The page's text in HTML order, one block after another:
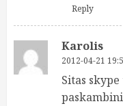
Reply
Karolis
2012-04-21
Sitas